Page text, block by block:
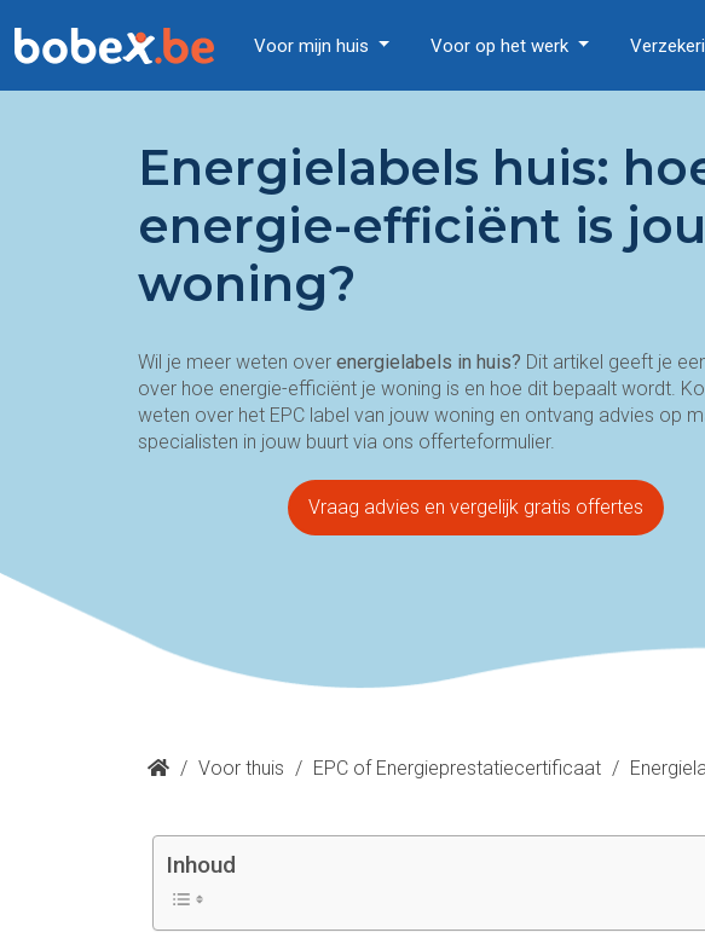
Voor mijn huis Voor op het werk
Energielabels huis:
energie-efficiënt is
woning?
Wil je meer weten over energielabels in huis? Dit artikel geeft je
over hoe energie-efficiënt je woning is en hoe dit bepaalt wordt.
weten over het EPC label van jouw woning en ontvang advies op
specialisten in jouw buurt via ons offerteformulier.
Vraag advies en vergelijk gratis offertes
/ Voor thuis / EPC of Energieprestatiecertificaat /
Inhoud